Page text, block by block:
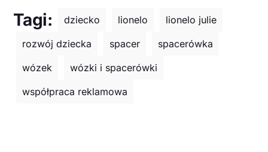
Tagi: dziecko lionelo
lionelo julie
rozwój dziecka
spacer
spacerówka
wózek
wózki i spacerówki
współpraca reklamowa